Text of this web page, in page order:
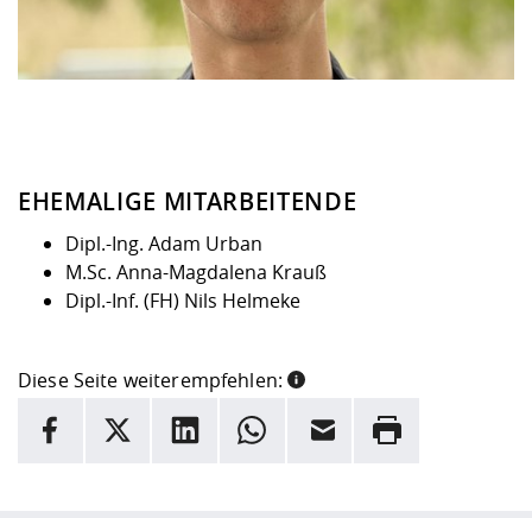
EHEMALIGE MITARBEITENDE
Dipl.-Ing. Adam Urban
M.Sc. Anna-Magdalena Krauß
Dipl.-Inf. (FH) Nils Helmeke
Diese Seite weiterempfehlen:
INFORMATION
Facebook
X LinkedInWhatsappE-Mail Drucken